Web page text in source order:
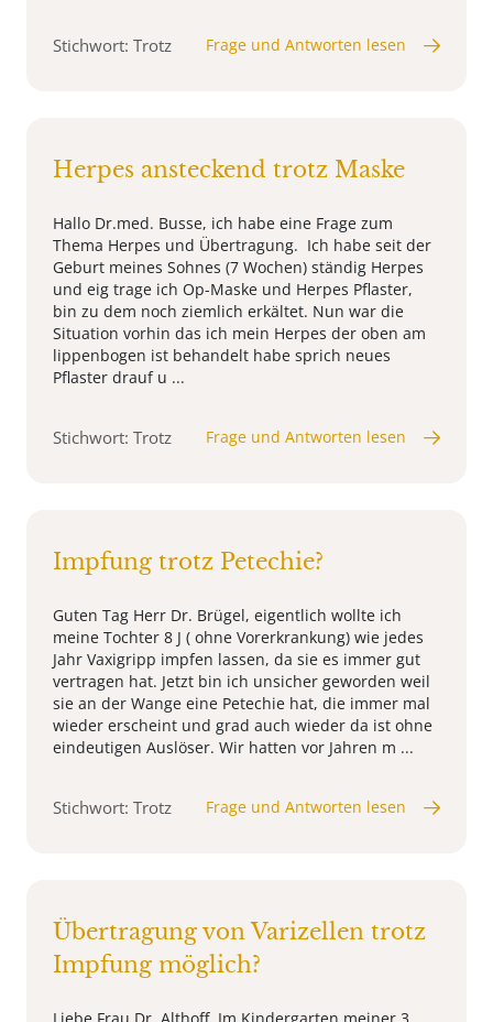
Stichwort: Trotz Frage und Antworten lesen
Herpes ansteckend trotz Maske
Hallo Dr.med. Busse, ich habe eine Frage zum
Thema Herpes und Übertragung. Ich habe seit der
Geburt meines Sohnes (7 Wochen) ständig Herpes
und eig trage ich Op-Maske und Herpes Pflaster,
bin zu dem noch ziemlich erkältet. Nun war die
Situation vorhin das ich mein Herpes der oben am
lippenbogen ist behandelt habe sprich neues
Pflaster drauf u ...
Stichwort: Trotz Frage und Antworten lesen
Impfung trotz Petechie?
Guten Tag Herr Dr. Brügel, eigentlich wollte ich
meine Tochter 8 J ( ohne Vorerkrankung) wie jedes
Jahr Vaxigripp impfen lassen, da sie es immer gut
vertragen hat. Jetzt bin ich unsicher geworden weil
sie an der Wange eine Petechie hat, die immer mal
wieder erscheint und grad auch wieder da ist ohne
eindeutigen Auslöser. Wir hatten vor Jahren m ...
Stichwort: Trotz Frage und Antworten lesen
Übertragung von Varizellen trotz
Impfung möglich?